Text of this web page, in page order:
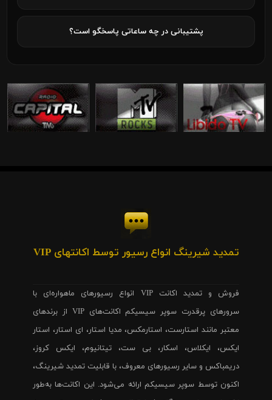
پشتیبانی در چه ساعاتی پاسخگو است؟
تمدید شیرینگ انواع رسیور توسط اکانتهای VIP
فروش و تمدید اکانت VIP انواع رسیورهای ماهواره‌ای با
سرورهای پرقدرت سوپر سیسیکم اکانت‌های VIP از برندهای
معتبر مانند استارست، استارمکس، مدیا استار، ای استار، استار
ایکس، ایکلاس، اسکار، بی ست، تیتانیوم، ایکس کروز،
دریمباکس و سایر رسیورهای معروف، با قابلیت تمدید شیرینگ،
اکنون توسط سوپر سیسیکم ارائه می‌شود. این اکانت‌ها به‌طور